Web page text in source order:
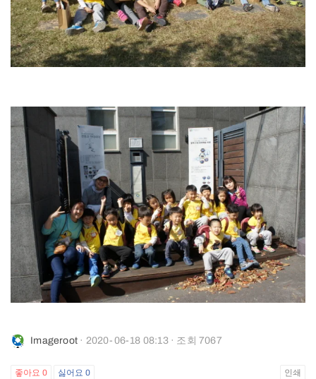
Imageroot · 2020-06-18 08:13 · 조회 7067
좋아요 0 싫어요0 인쇄